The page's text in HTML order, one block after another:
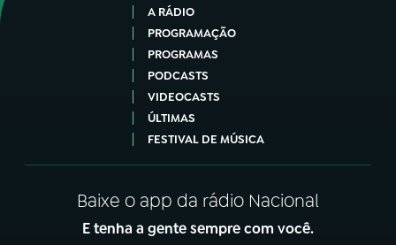
A RÁDIO
PROGRAMAÇÃO
PROGRAMAS
PODCASTS
VIDEOCASTS
ÚLTIMAS
FESTIVAL DE MÚSICA
Baixe o app da rádio Nacional
E tenha a gente sempre com você.